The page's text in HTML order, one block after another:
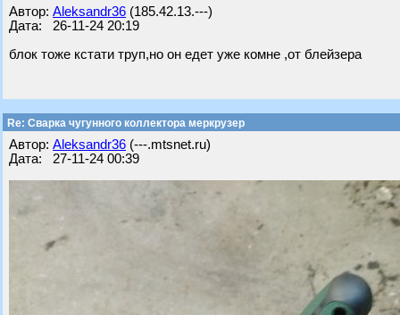
Автор: Aleksandr36 (185.42.13.---)
Дата: 26-11-24 20:19
блок тоже кстати труп,но он едет уже комне ,от блейзера
Re: Сварка чугунного коллектора меркрузер
Автор: Aleksandr36 (---.mtsnet.ru)
Дата: 27-11-24 00:39